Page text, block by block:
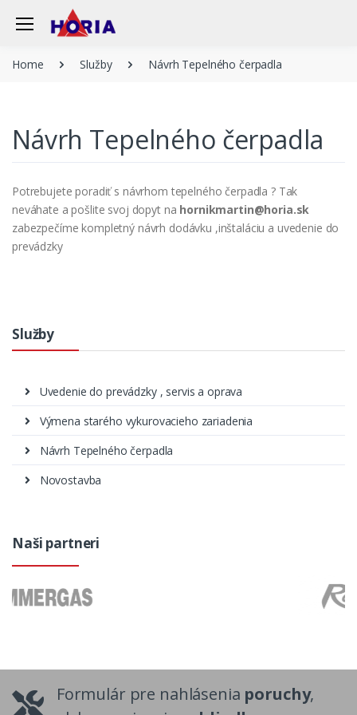
Home Služby Návrh Tepelného čerpadla
Návrh Tepelného čerpadla
Potrebujete poradiť s návrhom tepelného čerpadla ? Tak
neváhate a pošlite svoj dopyt na hornikmartin@horia.sk
zabezpečíme kompletný návrh dodávku ,inštaláciu a uvedenie do
prevádzky
Služby
Uvedenie do prevádzky , servis a oprava
Výmena starého vykurovacieho zariadenia
Návrh Tepelného čerpadla
Novostavba
Naši partneri
Formulár pre nahlásenia poruchy,